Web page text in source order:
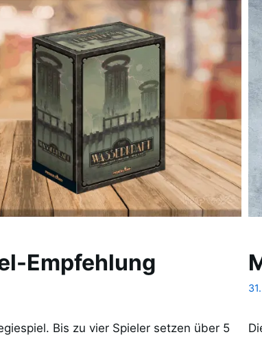
Empfehlung
Bis zu vier Spieler setzen über 5